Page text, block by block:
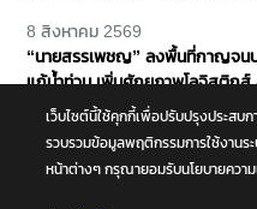
8 สิงหาคม 2569
“นายสรรเพชญ” ลงพื้นที่กาญจน
แก้น้ำท่วม เพิ่มศักยภาพโลจิสติกส์
เว็บไซต์นี้ใช้คุกกี้เพื่อปรับปรุงประสบก
รวบรวมข้อมูลพฤติกรรมการใช้งานร
หน้าต่างๆ กรุณายอมรับนโยบายควา